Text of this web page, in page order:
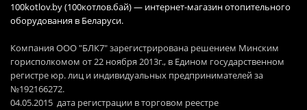
100kotlov.by (100котлов.бай) — интернет-магазин отопительного
оборудования в Беларуси.
Компания ООО "БЛК7" зарегистрирована решением Минским
горисполкомом от 22 ноября 2013г., в Едином государственном
регистре юр. лиц и индивидуальных предпринимателей за
№192166272.
04.05.2015 дата регистрации в торговом реестре